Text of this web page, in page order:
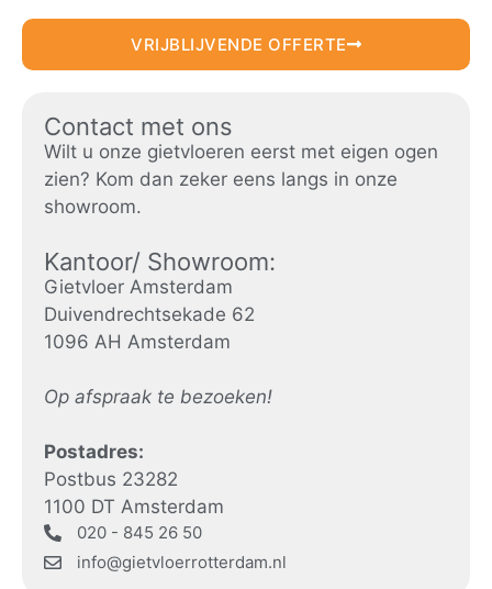
VRIJBLIJVENDE OFFERTE
Contact met ons
Wilt u onze gietvloeren eerst met eigen ogen
zien? Kom dan zeker eens langs in onze
showroom.
Kantoor/ Showroom:
Gietvloer Amsterdam
Duivendrechtsekade 62
1096 AH Amsterdam
Op afspraak te bezoeken!
Postadres:
Postbus 23282
1100 DT Amsterdam
020 - 845 26 50
info@gietvloerrotterdam.nl